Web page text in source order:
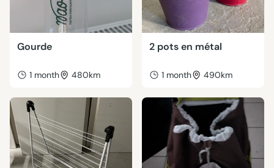
Gourde
1 month 480km
2 pots en métal
1 month 490km